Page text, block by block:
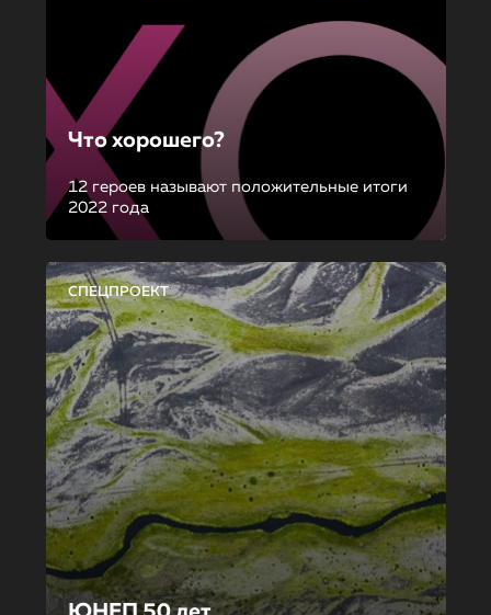
Что хорошего?
12 героев называют положительные итоги
2022 года
СПЕЦПРОЕКТ